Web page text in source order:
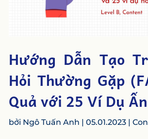
Hướng Dẫn Tạo
Hỏi Thường Gặp
Quả với 25 Ví Dụ
bởi Ngô Tuấn Anh | 05.01.2023|